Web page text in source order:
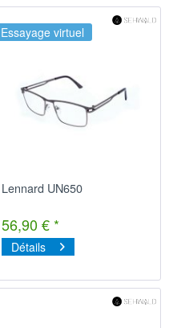
Essayage virtuel
Lennard UN650
56,90 € *
Détails